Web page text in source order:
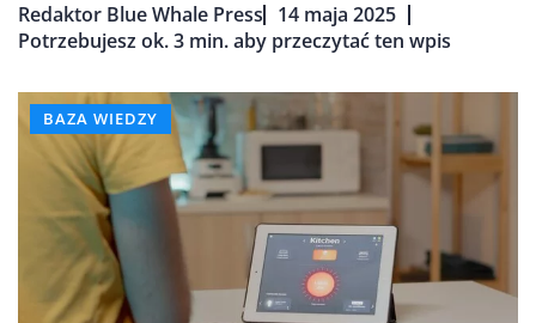
Redaktor Blue Whale Press
14 maja 2025
Potrzebujesz ok. 3 min. aby przeczytać ten wpis
BAZA WIEDZY